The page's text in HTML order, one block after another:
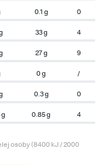
0.1 g 0
33 g 4
27 g 9
0 g /
0.3 g 0
0.85 g 4
osoby (8400 kJ / 2000